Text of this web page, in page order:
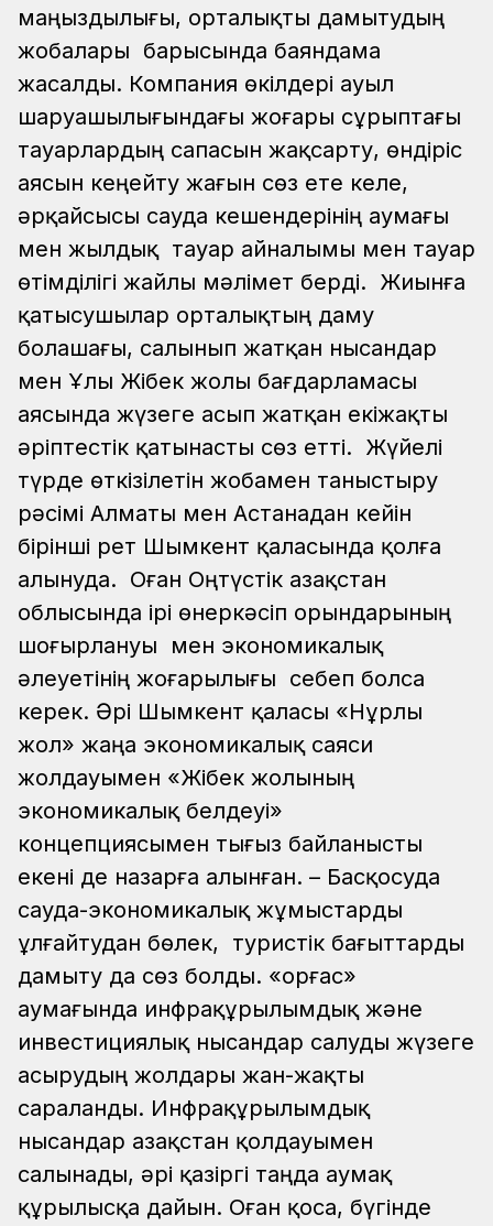
маңыздылығы, орталықты дамытудың
жобалары барысында баяндама
жасалды. Компания өкілдері ауыл
шаруашылығындағы жоғары сұрыптағы
тауарлардың сапасын жақсарту, өндіріс
аясын кеңейту жағын сөз ете келе,
әрқайсысы сауда кешендерінің аумағы
мен жылдық тауар айналымы мен тауар
өтімділігі жайлы мәлімет берді. Жиынға
қатысушылар орталықтың даму
болашағы, салынып жатқан нысандар
мен Ұлы Жібек жолы бағдарламасы
аясында жүзеге асып жатқан екіжақты
әріптестік қатынасты сөз етті. Жүйелі
түрде өткізілетін жобамен таныстыру
рәсімі Алматы мен Астанадан кейін
бірінші рет Шымкент қаласында қолға
алынуда. Оған Оңтүстік Қазақстан
облысында ірі өнеркәсіп орындарының
шоғырлануы мен экономикалық
әлеуетінің жоғарылығы себеп болса
керек. Әрі Шымкент қаласы «Нұрлы
жол» жаңа экономикалық саяси
жолдауымен «Жібек жолының
экономикалық белдеуі»
концепциясымен тығыз байланысты
екені де назарға алынған. – Басқосуда
сауда-экономикалық жұмыстарды
ұлғайтудан бөлек, туристік бағыттарды
дамыту да сөз болды. «Қорғас»
аумағында инфрақұрылымдық және
инвестициялық нысандар салуды жүзеге
асырудың жолдары жан-жақты
сараланды. Инфрақұрылымдық
нысандар Қазақстан қолдауымен
салынады, әрі қазіргі таңда аумақ
құрылысқа дайын. Оған қоса, бүгінде